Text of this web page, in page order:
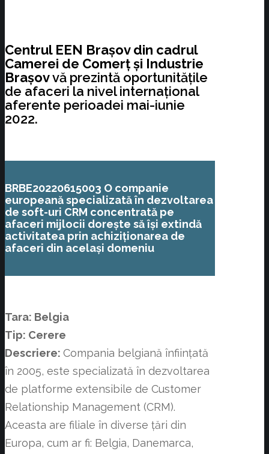
Centrul EEN Brașov din cadrul
Camerei de Comerț și Industrie
Brașovvă prezintă oportunitățile
de afaceri la nivel internațional
aferente perioadei mai-iunie
2022.
BRBE20220615003 O companie
europeană specializată în dezvoltarea
de soft-uri CRM concentrată pe
afaceri mijlocii dorește să își extindă
activitatea prin achiziționarea de
afaceri din același domeniu
Tara: Belgia
Tip: Cerere
Descriere: Compania belgiană înființată
în 2005, este specializată în dezvoltarea
de platforme extensibile de Customer
Relationship Management (CRM).
Aceasta are filiale în diverse țări din
Europa, cum ar fi: Belgia, Danemarca,